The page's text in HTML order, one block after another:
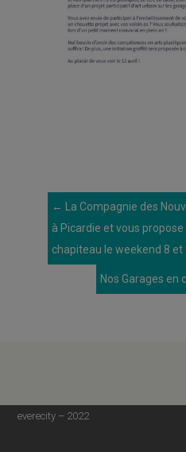
← La Compagnie des
à Picardie et vous
chapiteau le weekend 8 et
Nos Garages en
everecity – 2022